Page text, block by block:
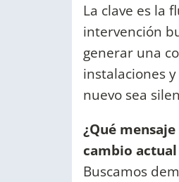
La clave es la
intervención
generar una
instalaciones
nuevo sea
¿Qué
cambio
Buscamos